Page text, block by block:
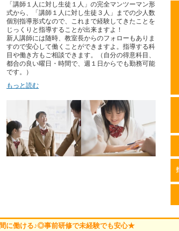
「講師１人に対し生徒１人」の完全マンツーマン形
式から、「講師１人に対し生徒３人」までの少人数
個別指導形式なので、これまで経験してきたことを
じっくりと指導することが出来ますよ！
新人講師には随時、教室長からのフォローもありま
すので安心して働くことができますよ。指導する科
目や働き方もご相談できます。（自分の得意科目、
都合の良い曜日・時間で、週１日からでも勤務可能
です。）
もっと読む
に働ける♪◎事前研修で未経験でも安心★